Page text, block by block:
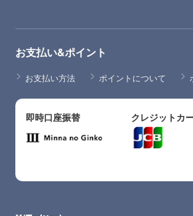
お支払い&ポイント
お支払い方法 ポイントについて
即時口座振替 クレジットカ